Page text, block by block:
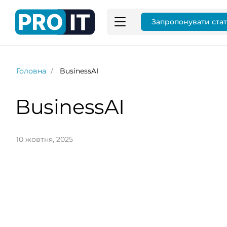
Запропонувати
Головна BusinessAI
BusinessAI
10 жовтня, 2025